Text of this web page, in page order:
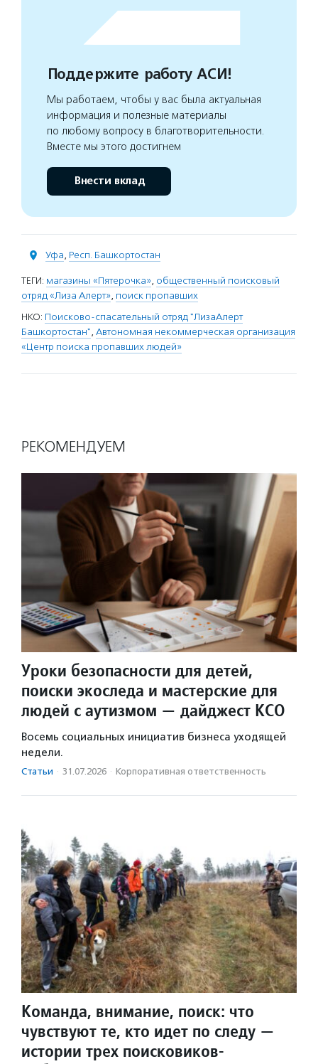
Поддержите работу АСИ!
Мы работаем, чтобы у вас была актуальная
информация и полезные материалы
по любому вопросу в благотворительности.
Вместе мы этого достигнем
Внести вклад
Уфа, Респ. Башкортостан
ТЕГИ: магазины «Пятерочка», общественный поисковый
отряд «Лиза Алерт», поиск пропавших
НКО: Поисково-спасательный отряд "ЛизаАлерт
Башкортостан", Автономная некоммерческая организация
«Центр поиска пропавших людей»
РЕКОМЕНДУЕМ
Уроки безопасности для детей,
поиски экоследа и мастерские для
людей с аутизмом — дайджест КСО
Восемь социальных инициатив бизнеса уходящей
недели.
Статьи · 31.07.2026 · Корпоративная ответственность
Команда, внимание, поиск: что
чувствуют те, кто идет по следу —
истории трех поисковиков-